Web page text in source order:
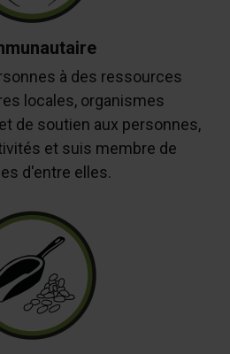
à des ressources
locales, organismes
de soutien aux personnes,
et suis membre de
d'entre elles.